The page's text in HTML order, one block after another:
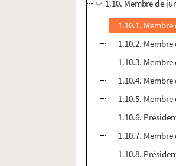
1.10. Membre de
1.10.1.
1.10.2.
1.10.3.
1.10.4.
1.10.5.
1.10.6.
1.10.7.
1.10.8.